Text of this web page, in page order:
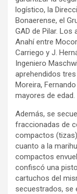
logístico, la
Bonaerense, el
GAD de Pilar.
Anahí entre
Carriego y J.
Ingeniero
aprehendidos
Moreira,
mayores de edad.
Además, se
fraccionadas de
compactos
cuanto a la
compactos
confiscó una
cartuchos del
secuestrados, se